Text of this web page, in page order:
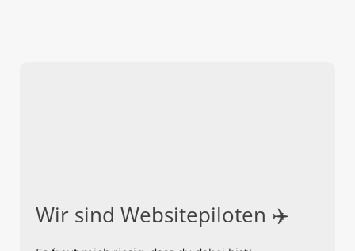
Wir sind Websitepiloten ✈️